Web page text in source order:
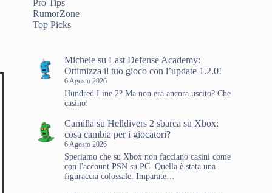
Pro Tips
RumorZone
Top Picks
Michele suLast Defense Academy:
Ottimizza il tuo gioco con l’update 1.2.0!
6 Agosto 2026
Hundred Line 2? Ma non era ancora uscito? Che
casino!
Camilla suHelldivers 2 sbarca su Xbox:
cosa cambia per i giocatori?
6 Agosto 2026
Speriamo che su Xbox non facciano casini come
con l'account PSN su PC. Quella è stata una
figuraccia colossale. Imparate…